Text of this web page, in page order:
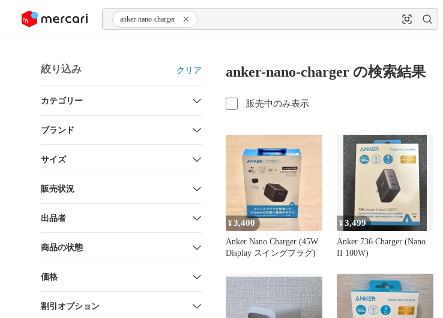
ツにスキップ anker-nano-charger
絞り込み クリア
カテゴリー
ブランド
サイズ
販売状況
出品者
商品の状態
価格
割引オプション
anker-nano-charger の検索結果
販売中のみ表示
¥3,400
Anker Nano Charger (45W
Display スイングプラグ)
¥3,499
Anker 736 Charger (Nano
II 100W)